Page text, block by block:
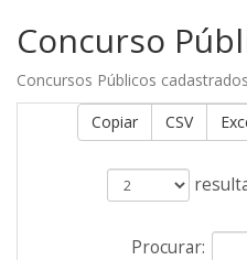
Concurso
Concursos Públicos
Copiar
CSV
Procurar: